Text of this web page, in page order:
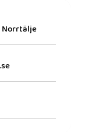
Norrtälje